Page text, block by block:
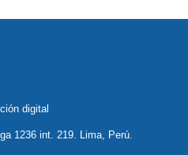
digital
1236 int. 219. Lima, Perú.